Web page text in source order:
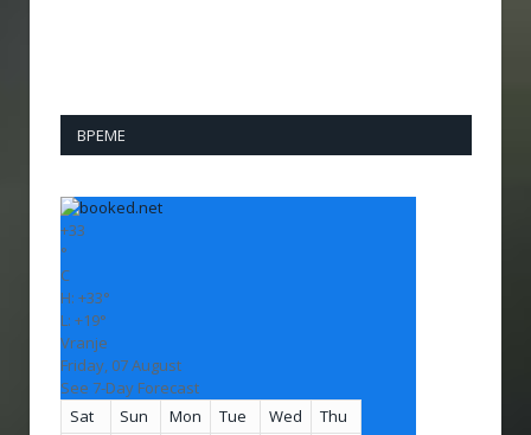
ВРЕМЕ
+33
°
C
H: +33°
L: +19°
Vranje
Friday, 07 August
See 7-Day Forecast
Sat
Sun Mon Tue Wed Thu